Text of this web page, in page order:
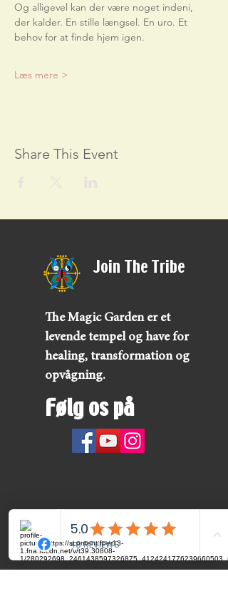
Og alligevel kan der være noget indeni,
der kalder. En stille længsel. En uro. Et
behov for at finde hjem igen.
Læs mere >
Share This Event
Join The Tribe
The Magic Garden er et
levende tempel og have for
healing, transformation og
opvågning.
Følg os på